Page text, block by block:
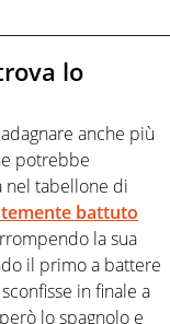
lo
anche più
potrebbe
nel tabellone di
battuto
la sua
il primo a battere
in finale a
lo spagnolo e